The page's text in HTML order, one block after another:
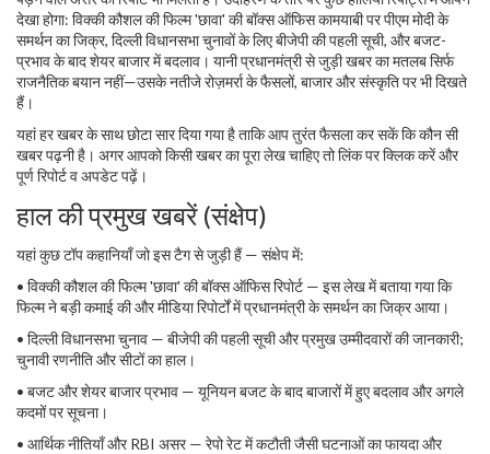
देखा होगा: विक्की कौशल की फिल्म 'छावा' की बॉक्स ऑफिस कामयाबी पर पीएम मोदी के
समर्थन का जिक्र, दिल्ली विधानसभा चुनावों के लिए बीजेपी की पहली सूची, और बजट-
प्रभाव के बाद शेयर बाजार में बदलाव। यानी प्रधानमंत्री से जुड़ी खबर का मतलब सिर्फ
राजनैतिक बयान नहीं—उसके नतीजे रोज़मर्रा के फैसलों, बाजार और संस्कृति पर भी दिखते
हैं।
यहां हर खबर के साथ छोटा सार दिया गया है ताकि आप तुरंत फैसला कर सकें कि कौन सी
खबर पढ़नी है। अगर आपको किसी खबर का पूरा लेख चाहिए तो लिंक पर क्लिक करें और
पूर्ण रिपोर्ट व अपडेट पढ़ें।
हाल की प्रमुख खबरें (संक्षेप)
यहां कुछ टॉप कहानियाँ जो इस टैग से जुड़ी हैं — संक्षेप में:
• विक्की कौशल की फिल्म 'छावा' की बॉक्स ऑफिस रिपोर्ट — इस लेख में बताया गया कि
फिल्म ने बड़ी कमाई की और मीडिया रिपोर्टों में प्रधानमंत्री के समर्थन का जिक्र आया।
• दिल्ली विधानसभा चुनाव — बीजेपी की पहली सूची और प्रमुख उम्मीदवारों की जानकारी;
चुनावी रणनीति और सीटों का हाल।
• बजट और शेयर बाजार प्रभाव — यूनियन बजट के बाद बाजारों में हुए बदलाव और अगले
कदमों पर सूचना।
• आर्थिक नीतियाँ और RBI असर — रेपो रेट में कटौती जैसी घटनाओं का फायदा और